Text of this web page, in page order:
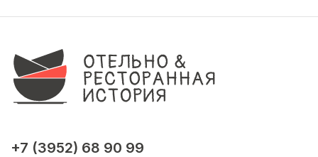
+7 (3952) 68 90 99